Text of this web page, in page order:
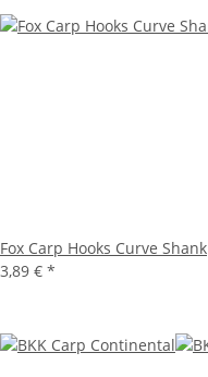
Fox Carp Hooks Curve Shank
3,89 € *